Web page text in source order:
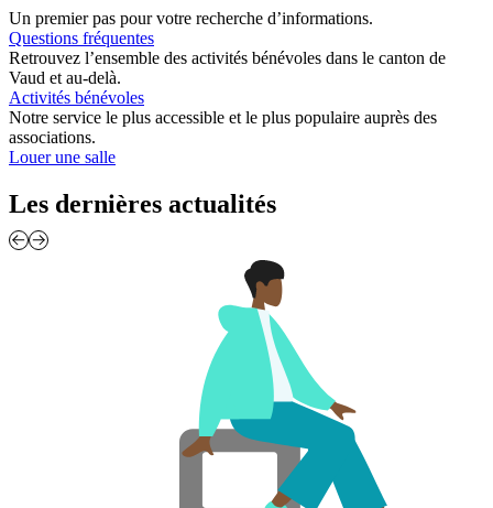
Un premier pas pour votre recherche d’informations.
Questions fréquentes
Retrouvez l’ensemble des activités bénévoles dans le canton de
Vaud et au-delà.
Activités bénévoles
Notre service le plus accessible et le plus populaire auprès des
associations.
Louer une salle
Les dernières actualités